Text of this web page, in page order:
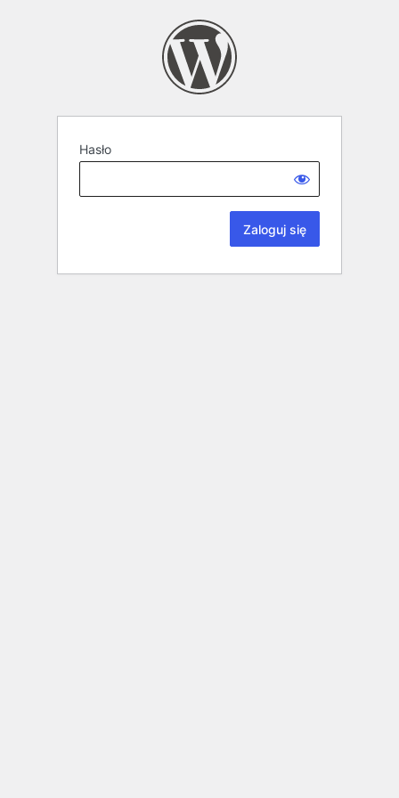
Hasło